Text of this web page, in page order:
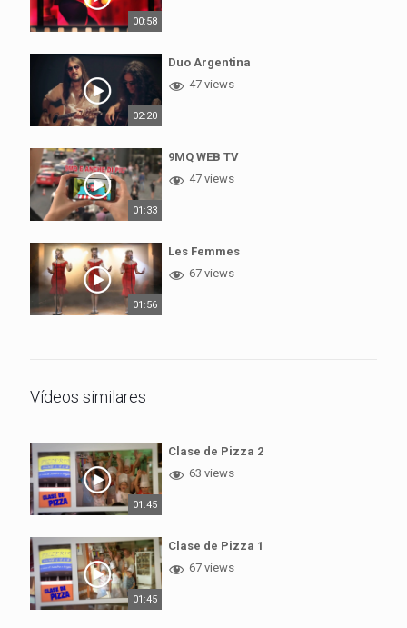
00:58
02:20
Duo Argentina
47 views
01:33
9MQ WEB TV
47 views
01:56
Les Femmes
67 views
Vídeos similares
01:45
Clase de Pizza 2
63 views
01:45
Clase de Pizza 1
67 views